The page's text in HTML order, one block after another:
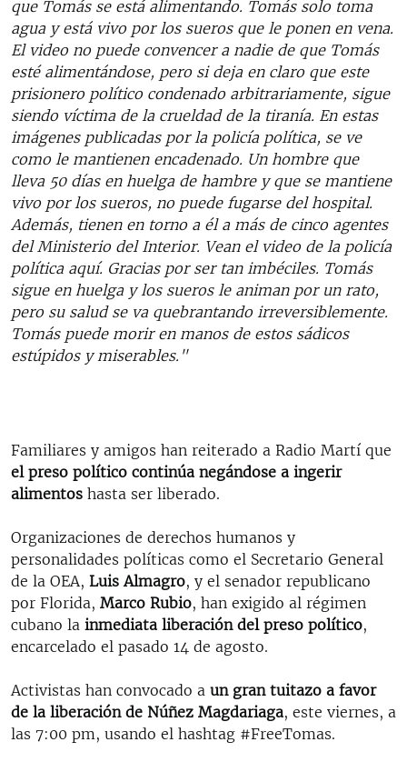
que Tomás se está alimentando. Tomás solo toma
agua y está vivo por los sueros que le ponen en vena.
El video no puede convencer a nadie de que Tomás
esté alimentándose, pero si deja en claro que este
prisionero político condenado arbitrariamente, sigue
siendo víctima de la crueldad de la tiranía. En estas
imágenes publicadas por la policía política, se ve
como le mantienen encadenado. Un hombre que
lleva 50 días en huelga de hambre y que se mantiene
vivo por los sueros, no puede fugarse del hospital.
Además, tienen en torno a él a más de cinco agentes
del Ministerio del Interior. Vean el video de la policía
política aquí. Gracias por ser tan imbéciles. Tomás
sigue en huelga y los sueros le animan por un rato,
pero su salud se va quebrantando irreversiblemente.
Tomás puede morir en manos de estos sádicos
estúpidos y miserables."
Familiares y amigos han reiterado a Radio Martí que
el preso político continúa negándose a ingerir
alimentos hasta ser liberado.
Organizaciones de derechos humanos y
personalidades políticas como el Secretario General
de la OEA, Luis Almagro, y el senador republicano
por Florida, Marco Rubio, han exigido al régimen
cubano la inmediata liberación del preso político,
encarcelado el pasado 14 de agosto.
Activistas han convocado a un gran tuitazo a favor
de la liberación de Núñez Magdariaga, este viernes, a
las 7:00 pm, usando el hashtag #FreeTomas.